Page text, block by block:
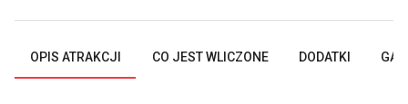
OPIS ATRAKCJI CO JEST WLICZONE DODATKI